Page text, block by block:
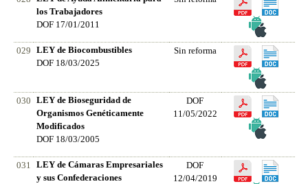
los Trabajadores
DOF 17/01/2011
029
LEY de Biocombustibles
DOF 18/03/2025
Sin reforma
030
LEY de Bioseguridad de
Organismos Genéticamente
Modificados
DOF 18/03/2005
DOF
11/05/2022
031
LEY de Cámaras Empresariales
y sus Confederaciones
DOF
12/04/2019